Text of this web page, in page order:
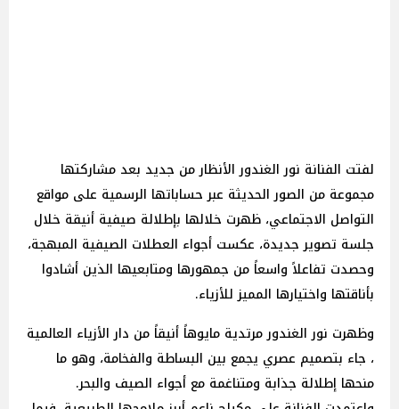
لفتت الفنانة نور الغندور الأنظار من جديد بعد مشاركتها
مجموعة من الصور الحديثة عبر حساباتها الرسمية على مواقع
التواصل الاجتماعي، ظهرت خلالها بإطلالة صيفية أنيقة خلال
جلسة تصوير جديدة، عكست أجواء العطلات الصيفية المبهجة،
وحصدت تفاعلاً واسعاً من جمهورها ومتابعيها الذين أشادوا
بأناقتها واختيارها المميز للأزياء.
وظهرت نور الغندور مرتدية مايوهاً أنيقاً من دار الأزياء العالمية
، جاء بتصميم عصري يجمع بين البساطة والفخامة، وهو ما
منحها إطلالة جذابة ومتناغمة مع أجواء الصيف والبحر.